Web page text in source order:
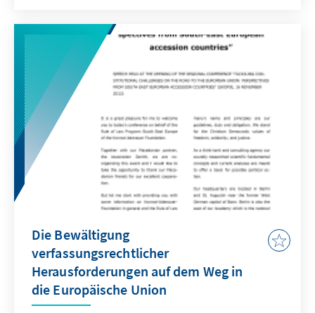
Die Bewältigung
verfassungsrechtlicher
Herausforderungen auf dem Weg in
die Europäische Union